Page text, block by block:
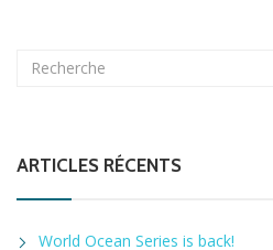
ARTICLES RÉCENTS
World Ocean Series is back!